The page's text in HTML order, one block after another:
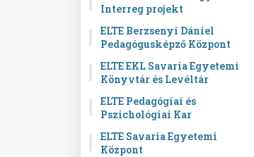
Interreg projekt
ELTE Berzsenyi Dániel
Pedagógusképző Központ
ELTE EKL Savaria Egyetemi
Könyvtár és Levéltár
ELTE Pedagógiai és
Pszichológiai Kar
ELTE Savaria Egyetemi
Központ